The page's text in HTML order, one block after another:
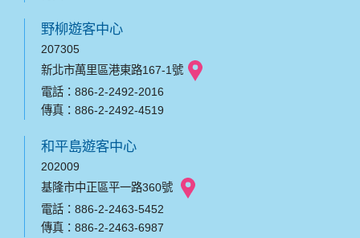
野柳遊客中心
207305
新北市萬里區港東路167-1號
電話：886-2-2492-2016
傳真：886-2-2492-4519
和平島遊客中心
202009
基隆市中正區平一路360號
電話：886-2-2463-5452
傳真：886-2-2463-6987